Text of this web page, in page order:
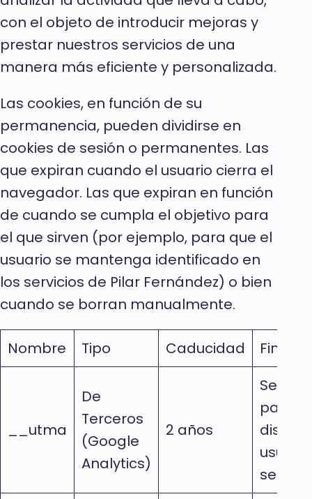
con el objeto de introducir mejoras y
prestar nuestros servicios de una
manera más eficiente y personalizada.
Las cookies, en función de su
permanencia, pueden dividirse en
cookies de sesión o permanentes. Las
que expiran cuando el usuario cierra el
navegador. Las que expiran en función
de cuando se cumpla el objetivo para
el que sirven (por ejemplo, para que el
usuario se mantenga identificado en
los servicios de Pilar Fernández) o bien
cuando se borran manualmente.
Nombre Tipo Caducidad
__utma
De
Terceros
(Google
Analytics)
2 años
Se usa
para